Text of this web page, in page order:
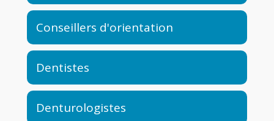
Conseillers d'orientation
Dentistes
Denturologistes